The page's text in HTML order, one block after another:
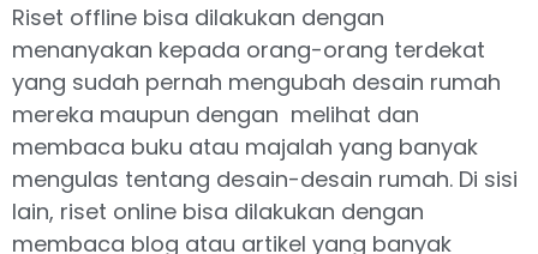
Riset offline bisa dilakukan dengan
menanyakan kepada orang-orang terdekat
yang sudah pernah mengubah desain rumah
mereka maupun dengan melihat dan
membaca buku atau majalah yang banyak
mengulas tentang desain-desain rumah. Di sisi
lain, riset online bisa dilakukan dengan
membaca blog atau artikel yang banyak